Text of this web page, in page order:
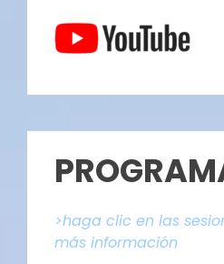
>haga clic en las
más información